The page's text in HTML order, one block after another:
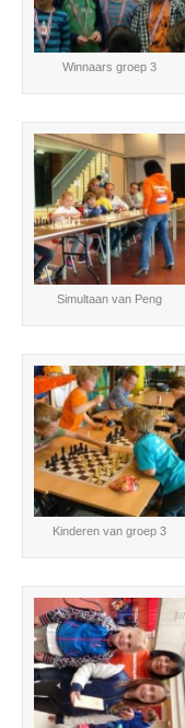
Winnaars groep 3
Simultaan van Peng
Kinderen van groep 3